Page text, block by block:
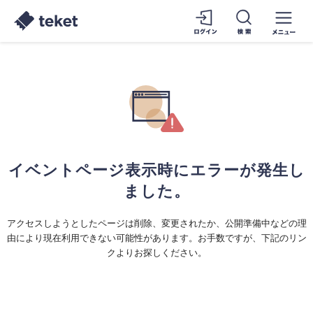
イベントページ表示時にエラーが発生し
ました。
アクセスしようとしたページは削除、変更されたか、公開準備中などの理
由により現在利用できない可能性があります。お手数ですが、下記のリン
クよりお探しください。